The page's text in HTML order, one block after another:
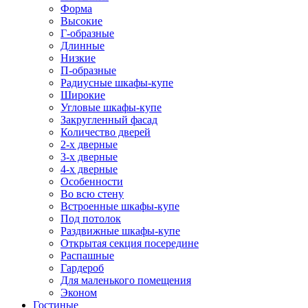
Форма
Высокие
Г-образные
Длинные
Низкие
П-образные
Радиусные шкафы-купе
Широкие
Угловые шкафы-купе
Закругленный фасад
Количество дверей
2-х дверные
3-х дверные
4-х дверные
Особенности
Во всю стену
Встроенные шкафы-купе
Под потолок
Раздвижные шкафы-купе
Открытая секция посередине
Распашные
Гардероб
Для маленького помещения
Эконом
Гостиные